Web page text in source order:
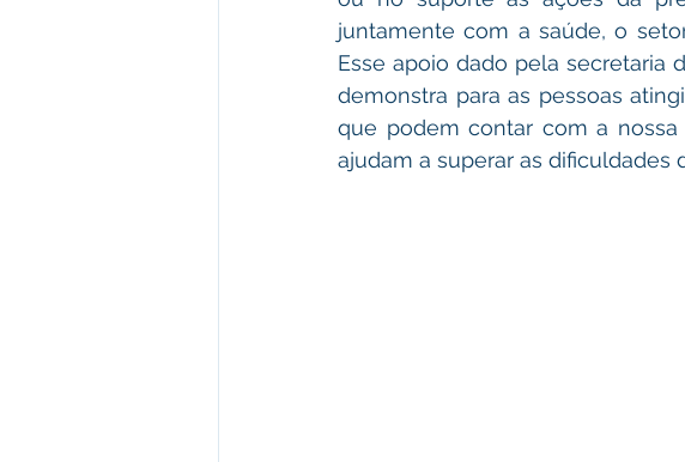
juntamente com a saúde, o
Esse apoio dado pela
demonstra para as pessoas
que podem contar com a nossa
ajudam a superar as dificuldades